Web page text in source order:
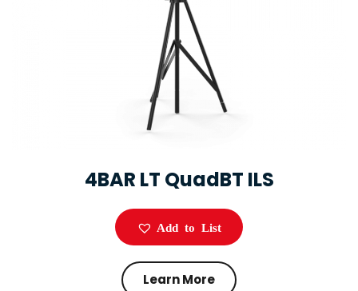
4BAR LT QuadBT ILS
Add to List
Learn More